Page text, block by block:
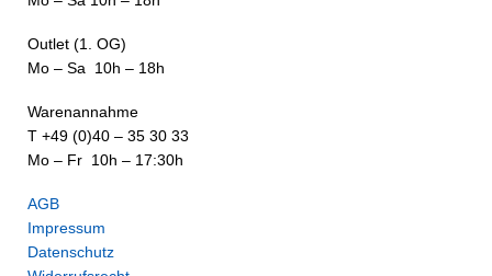
Outlet (1. OG)
Mo – Sa 10h – 18h
Warenannahme
T +49 (0)40 – 35 30 33
Mo – Fr 10h – 17:30h
AGB
Impressum
Datenschutz